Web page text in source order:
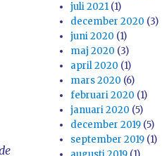
juli 2021 (1)
december 2020 (3)
juni 2020 (1)
maj 2020 (3)
april 2020 (1)
mars 2020 (6)
februari 2020 (1)
januari 2020 (5)
december 2019 (5)
september 2019 (1)